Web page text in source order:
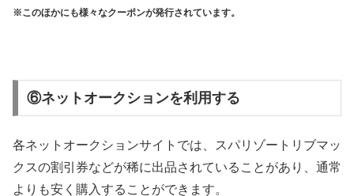
※このほかにも様々なクーポンが発行されています。
⑥ネットオークションを利用する
各ネットオークションサイトでは、スパリゾートリブマッ
クスの割引券などが稀に出品されていることがあり、通常
よりも安く購入することができます。